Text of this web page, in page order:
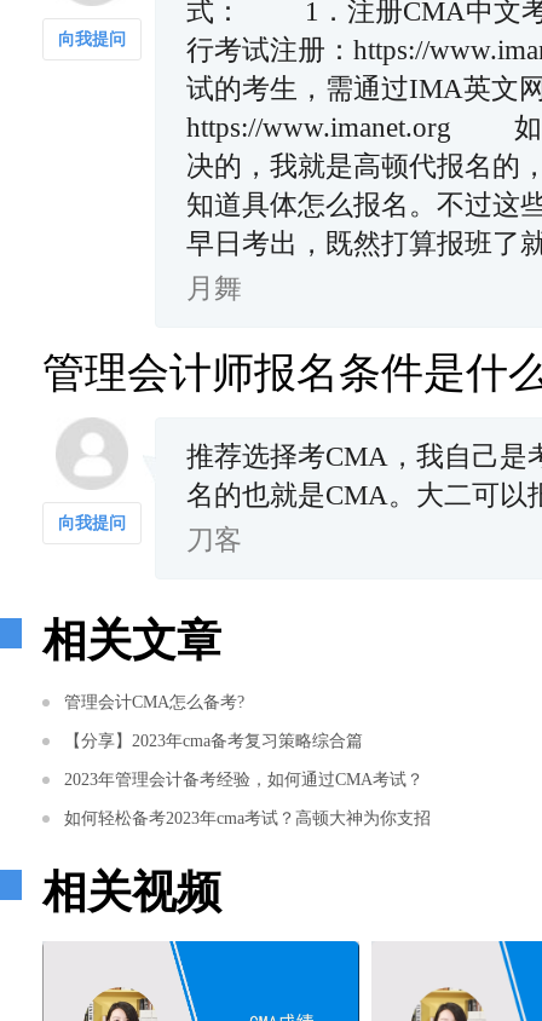
向我提问
式： 1．注册CMA中文考
行考试注册：https://
试的考生，需通过IMA英文
https://www.imanet.org 如
决的，我就是高顿代报名的
知道具体怎么报名。不过这
早日考出，既然打算报班了
月舞
管理会计师报名条件是什
向我提问
推荐选择考CMA，我自己是
名的也就是CMA。大二可以
刀客
相关文章
管理会计CMA怎么备考?
【分享】2023年cma备考复习策略综合篇
2023年管理会计备考经验，如何通过CMA考试？
如何轻松备考2023年cma考试？高顿大神为你支招
相关视频